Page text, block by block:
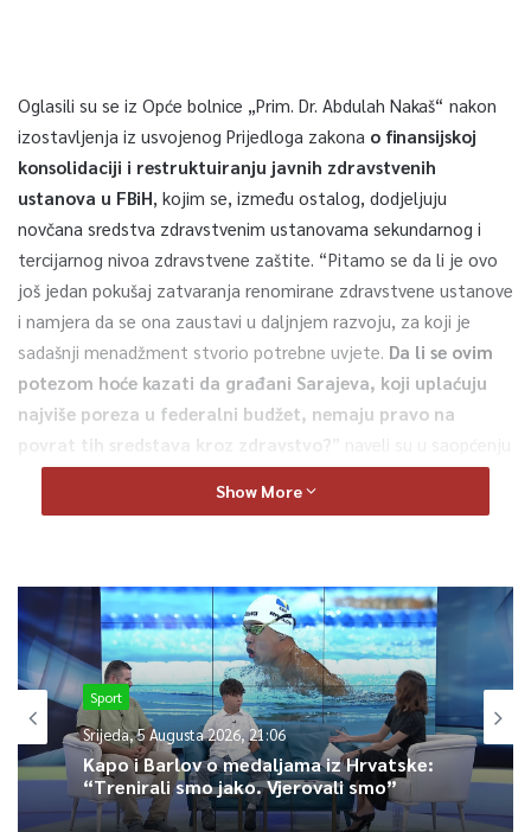
Oglasili su se iz Opće bolnice „Prim. Dr. Abdulah Nakaš“ nakon
izostavljenja iz usvojenog Prijedloga zakona o finansijskoj
konsolidaciji i restruktuiranju javnih zdravstvenih
ustanova u FBiH , kojim se, između ostalog, dodjeljuju
novčana sredstva zdravstvenim ustanovama sekundarnog i
tercijarnog nivoa zdravstvene zaštite. “Pitamo se da li je ovo
još jedan pokušaj zatvaranja renomirane zdravstvene ustanove
i namjera da se ona zaustavi u daljnjem razvoju, za koji je
sadašnji menadžment stvorio potrebne uvjete. Da li se ovim
potezom hoće kazati da građani Sarajeva, koji uplaćuju
najviše poreza u federalni budžet, nemaju pravo na
povrat tih sredstava kroz zdravstvo? ” naveli su u saopćenju
iz Opće bolnice.
Article Rating
Show More
Sport
Srijeda, 5 Augusta 2026, 21:06
Kapo i Barlov o medaljama iz Hrvatske:
“Trenirali smo jako. Vjerovali smo”